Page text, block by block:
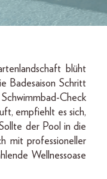
blüht
Badesaison Schritt
Check
empfiehlt es sich,
der Pool in die
mit professioneller
Wellnessoase